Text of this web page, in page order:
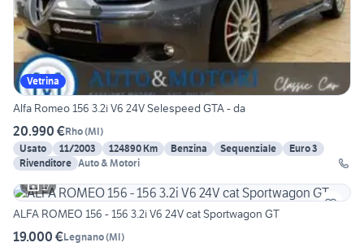
Vetrina
Alfa Romeo 156 3.2i V6 24V Selespeed GTA - da
20.990 €Rho(MI)
Usato
11/2003 124890 Km Benzina Sequenziale
Euro 3
Rivenditore Auto & Motori
17
ALFA ROMEO 156 - 156 3.2i V6 24V cat Sportwagon GT
19.000 €Legnano(MI)